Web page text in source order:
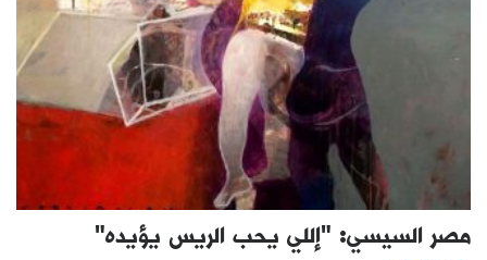
كتّابنا
الأرشيف
مصر السيسي: "إللي يحب الريس يؤيده"